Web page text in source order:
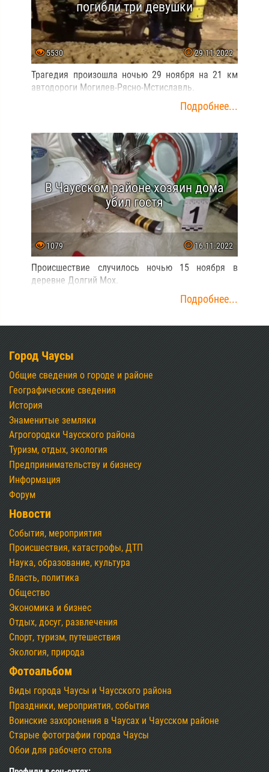
погибли три девушки
5530 29.11.2022
Трагедия произошла ночью 29 ноября на 21 км
автодороги Могилев-Рясно-Мстиславль.
Подробнее...
В Чаусском районе хозяин дома
убил гостя
1079 16.11.2022
Происшествие случилось ночью 15 ноября в
деревне Долгий Мох.
Подробнее...
Город Чаусы
Общие сведения о городе и районе
Географические сведения
История
Знаменитые земляки
Агрогородки Чаусского района
Туризм, отдых, экология
Предпринимательству и бизнесу
Информация
Форум
Новости
События, мероприятия
Происшествия, катастрофы, ДТП
Наука, образование, культура
Власть, политика
Общество
Экономика и бизнес
Отдых, досуг, развлечения
Спорт, туризм, путешествия
Экология, природа
Фотоальбом
Виды города Чаусы и Чаусского района
Праздники, мероприятия, события
Воинские захоронения в Чаусах и Чаусском районе
Старые фотографии города Чаусы
Обои для рабочего стола